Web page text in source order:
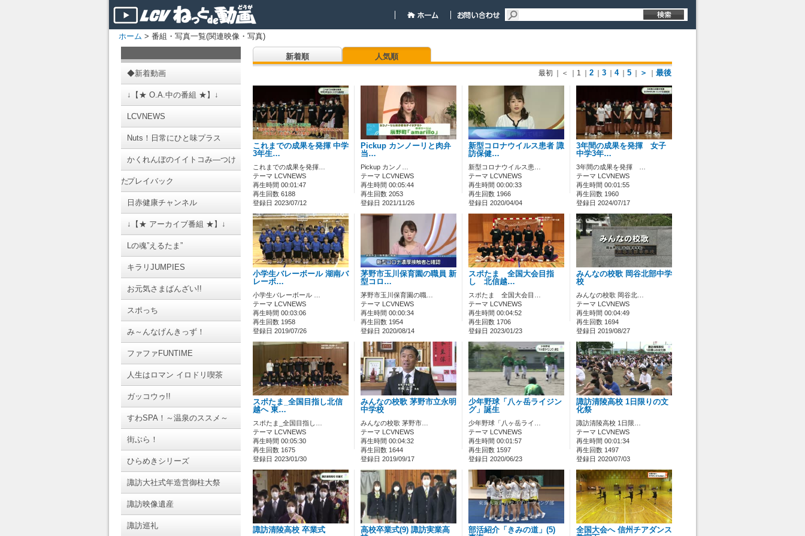
ホーム > 番組・写真一覧(関連映像・写真)
◆新着動画
↓【★ O.A.中の番組 ★】↓
LCVNEWS
Nuts！日常にひと味プラス
かくれんぼのイイトコみ―つけ
たプレイバック
日赤健康チャンネル
↓【★ アーカイブ番組 ★】↓
Lの魂”えるたま”
キラリJUMPIES
お元気さまばんざい!!
スポっち
み～んなげんきっず！
ファファFUNTIME
人生はロマン イロドリ喫茶
ガッコウゥ!!
すわSPA！～温泉のススメ～
街ぶら！
ひらめきシリーズ
諏訪大社式年造営御柱大祭
諏訪映像遺産
諏訪巡礼
新着順 人気順
最初 ｜＜ ｜1 2 3 4 5 ＞ 最後
これまでの成果を発揮 中学
3年生…
これまでの成果を発揮…
テーマ LCVNEWS
再生時間 00:01:47
再生回数 6188
登録日 2023/07/12
Pickup カンノーリと肉弁
当…
Pickup カンノ…
テーマ LCVNEWS
再生時間 00:05:44
再生回数 2053
登録日 2021/11/26
新型コロナウイルス患者 諏
訪保健…
新型コロナウイルス患…
テーマ LCVNEWS
再生時間 00:00:33
再生回数 1966
登録日 2020/04/04
3年間の成果を発揮 女子
中学3年…
3年間の成果を発揮 …
テーマ LCVNEWS
再生時間 00:01:55
再生回数 1960
登録日 2024/07/17
小学生バレーボール 湖南バ
レーボ…
小学生バレーボール …
テーマ LCVNEWS
再生時間 00:03:06
再生回数 1958
登録日 2019/07/26
茅野市玉川保育園の職員 新
型コロ…
茅野市玉川保育園の職…
テーマ LCVNEWS
再生時間 00:00:34
再生回数 1954
登録日 2020/08/14
スポたま 全国大会目指
し 北信越…
スポたま 全国大会目…
テーマ LCVNEWS
再生時間 00:04:52
再生回数 1706
登録日 2023/01/23
みんなの校歌 岡谷北部中学
校
みんなの校歌 岡谷北…
テーマ LCVNEWS
再生時間 00:04:49
再生回数 1694
登録日 2019/08/27
スポたま_全国目指し北信
越へ 東…
スポたま_全国目指し…
テーマ LCVNEWS
再生時間 00:05:30
再生回数 1675
登録日 2023/01/30
みんなの校歌 茅野市立永明
中学校
みんなの校歌 茅野市…
テーマ LCVNEWS
再生時間 00:04:32
再生回数 1644
登録日 2019/09/17
少年野球「八ヶ岳ライジン
グ」誕生
少年野球「八ヶ岳ライ…
テーマ LCVNEWS
再生時間 00:01:57
再生回数 1597
登録日 2020/06/23
諏訪清陵高校 1日限りの文
化祭
諏訪清陵高校 1日限…
テーマ LCVNEWS
再生時間 00:01:34
再生回数 1497
登録日 2020/07/03
諏訪清陵高校 卒業式
高校卒業式(9) 諏訪実業高
部活紹介「きみの道」(5)
全国大会へ 信州チアダンス